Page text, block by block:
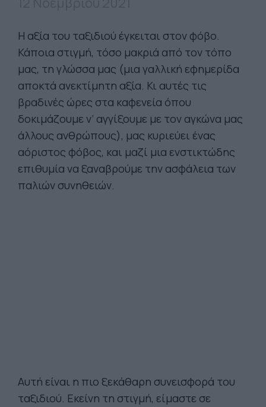
Η αξία του ταξιδιού έγκειται στον φόβο.
Κάποια στιγμή, τόσο μακριά από τον τόπο
μας, τη γλώσσα μας (μια γαλλική εφημερίδα
αποκτά ανεκτίμητη αξία. Κι αυτές τις
βραδινές ώρες στα καφενεία όπου
δοκιμάζουμε ν’ αγγίξουμε με τον αγκώνα μας
άλλους ανθρώπους), μας κυριεύει ένας
αόριστος φόβος, και μαζί μια ενστικτώδης
επιθυμία να ξαναβρούμε την ασφάλεια των
παλιών συνηθειών.
Αυτή είναι η πιο ξεκάθαρη συνεισφορά του
ταξιδιού. Εκείνη τη στιγμή, είμαστε σε